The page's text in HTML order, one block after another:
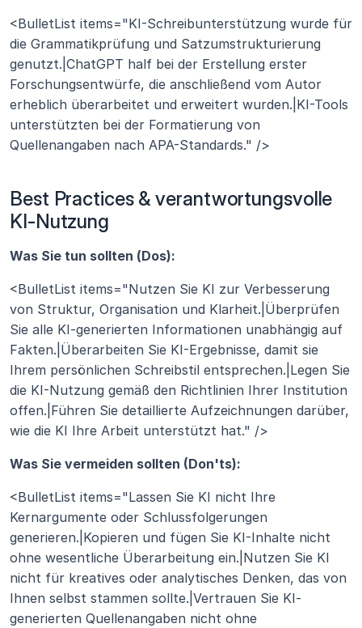
<BulletList items="KI-Schreibunterstützung wurde für
die Grammatikprüfung und Satzumstrukturierung
genutzt.|ChatGPT half bei der Erstellung erster
Forschungsentwürfe, die anschließend vom Autor
erheblich überarbeitet und erweitert wurden.|KI-Tools
unterstützten bei der Formatierung von
Quellenangaben nach APA-Standards." />
Best Practices & verantwortungsvolle
KI-Nutzung
Was Sie tun sollten (Dos):
<BulletList items="Nutzen Sie KI zur Verbesserung
von Struktur, Organisation und Klarheit.|Überprüfen
Sie alle KI-generierten Informationen unabhängig auf
Fakten.|Überarbeiten Sie KI-Ergebnisse, damit sie
Ihrem persönlichen Schreibstil entsprechen.|Legen Sie
die KI-Nutzung gemäß den Richtlinien Ihrer Institution
offen.|Führen Sie detaillierte Aufzeichnungen darüber,
wie die KI Ihre Arbeit unterstützt hat." />
Was Sie vermeiden sollten (Don'ts):
<BulletList items="Lassen Sie KI nicht Ihre
Kernargumente oder Schlussfolgerungen
generieren.|Kopieren und fügen Sie KI-Inhalte nicht
ohne wesentliche Überarbeitung ein.|Nutzen Sie KI
nicht für kreatives oder analytisches Denken, das von
Ihnen selbst stammen sollte.|Vertrauen Sie KI-
generierten Quellenangaben nicht ohne